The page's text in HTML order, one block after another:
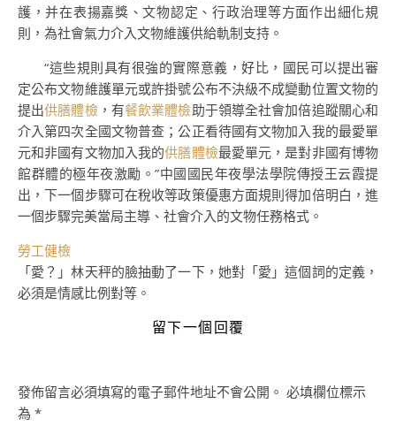
護，并在表揚嘉獎、文物認定、行政治理等方面作出細化規
則，為社會氣力介入文物維護供給軌制支持。
“這些規則具有很強的實際意義，好比，國民可以提出審
定公布文物維護單元或許掛號公布不決級不成變動位置文物的
提出供膳體檢，有餐飲業體檢助于領導全社會加倍追蹤關心和
介入第四次全國文物普查；公正看待國有文物加入我的最愛單
元和非國有文物加入我的供膳體檢最愛單元，是對非國有博物
館群體的極年夜激勵。”中國國民年夜學法學院傳授王云霞提
出，下一個步驟可在稅收等政策優惠方面規則得加倍明白，進
一個步驟完美當局主導、社會介入的文物任務格式。
勞工健檢
「愛？」林天秤的臉抽動了一下，她對「愛」這個詞的定義，
必須是情感比例對等。
留下一個回覆
發佈留言必須填寫的電子郵件地址不會公開。 必填欄位標示
為 *